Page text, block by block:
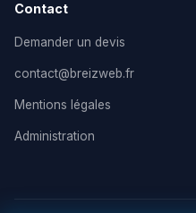
Contact
Demander un devis
contact@breizweb.fr
Mentions légales
Administration